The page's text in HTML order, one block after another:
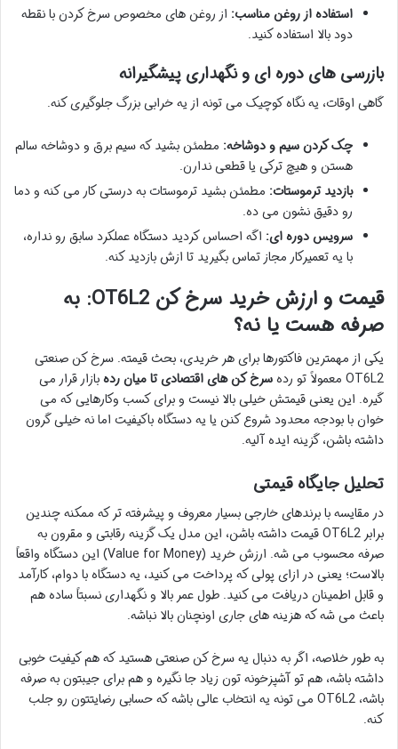
استفاده از روغن مناسب: از روغن های مخصوص سرخ کردن با نقطه
دود بالا استفاده کنید.
بازرسی های دوره ای و نگهداری پیشگیرانه
گاهی اوقات، یه نگاه کوچیک می تونه از یه خرابی بزرگ جلوگیری کنه.
چک کردن سیم و دوشاخه: مطمئن بشید که سیم برق و دوشاخه سالم
هستن و هیچ ترکی یا قطعی ندارن.
بازدید ترموستات: مطمئن بشید ترموستات به درستی کار می کنه و دما
رو دقیق نشون می ده.
سرویس دوره ای: اگه احساس کردید دستگاه عملکرد سابق رو نداره،
با یه تعمیرکار مجاز تماس بگیرید تا ازش بازدید کنه.
قیمت و ارزش خرید سرخ کن OT6L2: به
صرفه هست یا نه؟
یکی از مهمترین فاکتورها برای هر خریدی، بحث قیمته. سرخ کن صنعتی
OT6L2 معمولاً تو رده
سرخ کن های اقتصادی تا میان ردهبازار قرار می
گیره. این یعنی قیمتش خیلی بالا نیست و برای کسب وکارهایی که می
خوان با بودجه محدود شروع کنن یا یه دستگاه باکیفیت اما نه خیلی گرون
داشته باشن، گزینه ایده آلیه.
تحلیل جایگاه قیمتی
در مقایسه با برندهای خارجی بسیار معروف و پیشرفته تر که ممکنه چندین
برابر OT6L2 قیمت داشته باشن، این مدل یک گزینه رقابتی و مقرون به
صرفه محسوب می شه. ارزش خرید (Value for Money) این دستگاه واقعاً
بالاست؛ یعنی در ازای پولی که پرداخت می کنید، یه دستگاه با دوام، کارآمد
و قابل اطمینان دریافت می کنید. طول عمر بالا و نگهداری نسبتاً ساده هم
باعث می شه که هزینه های جاری اونچنان بالا نباشه.
به طور خلاصه، اگر به دنبال یه سرخ کن صنعتی هستید که هم کیفیت خوبی
داشته باشه، هم تو آشپزخونه تون زیاد جا نگیره و هم برای جیبتون به صرفه
باشه، OT6L2 می تونه یه انتخاب عالی باشه که حسابی رضایتتون رو جلب
کنه.